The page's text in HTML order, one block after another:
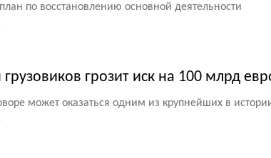
по восстановлению основной деятельности
грозит иск на 100 млрд
может оказаться одним из крупнейших в